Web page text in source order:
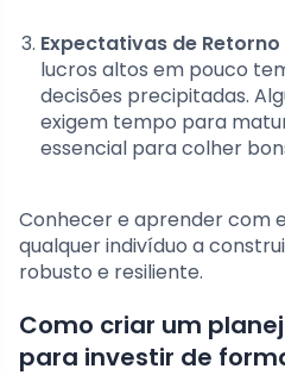
Expectativas de
lucros altos em pouco
decisões precipitadas.
exigem tempo para
essencial para colher
Conhecer e aprender com
qualquer indivíduo a
robusto e resiliente.
Como criar um
para investir de